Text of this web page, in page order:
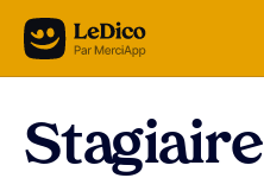
Aller au contenu
Stagiaire